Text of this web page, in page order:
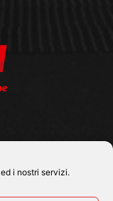
i nostri servizi.